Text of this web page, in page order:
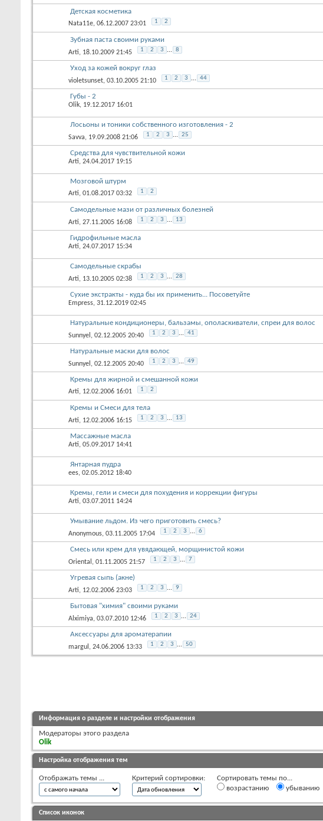
Детская косметика
Nata11e, 06.12.2007 23:01 1 2
Зубная паста своими руками
Arti, 18.10.2009 21:45 1 2 3 ... 8
Уход за кожей вокруг глаз
violetsunset, 03.10.2005 21:10 1 2 3 ... 44
Губы - 2
Olik, 19.12.2017 16:01
Лосьоны и тоники собственного изготовления - 2
Savva, 19.09.2008 21:06 1 2 3 ... 25
Средства для чувствительной кожи
Arti, 24.04.2017 19:15
Мозговой штурм
Arti, 01.08.2017 03:32 1 2
Самодельные мази от различных болезней
Arti, 27.11.2005 16:08 1 2 3 ... 13
Гидрофильные масла
Arti, 24.07.2017 15:34
Самодельные скрабы
Arti, 13.10.2005 02:38 1 2 3 ... 28
Сухие экстракты - куда бы их применить... Посоветуйте
Empress, 31.12.2019 02:45
Натуральные кондиционеры, бальзамы, ополаскиватели, спреи для волос
Sunnyel , 02.12.2005 20:40 1 2 3 ... 41
Натуральные маски для волос
Sunnyel , 02.12.2005 20:40 1 2 3 ... 49
Кремы для жирной и смешанной кожи
Arti, 12.02.2006 16:01 1 2
Кремы и Смеси для тела
Arti, 12.02.2006 16:15 1 2 3 ... 13
Массажные масла
Arti, 05.09.2017 14:41
Янтарная пудра
ees, 02.05.2012 18:40
Кремы, гели и смеси для похудения и коррекции фигуры
Arti, 03.07.2011 14:24
Умывание льдом. Из чего приготовить смесь?
Anonymous, 03.11.2005 17:04 1 2 3 ... 6
Смесь или крем для увядающей, морщинистой кожи
Oriental , 01.11.2005 21:57 1 2 3 ... 7
Угревая сыпь (акне)
Arti, 12.02.2006 23:03 1 2 3 ... 9
Бытовая "химия" своими руками
Alximiya, 03.07.2010 12:46 1 2 3 ... 24
Аксессуары для ароматерапии
margul , 24.06.2006 13:33 1 2 3 ... 50
Информация о разделе и настройки отображения
Модераторы этого раздела
Olik
Настройка отображения тем
Отображать темы ... Критерий сортировки:
Сортировать темы по...
возрастанию
убыванию
Список иконок